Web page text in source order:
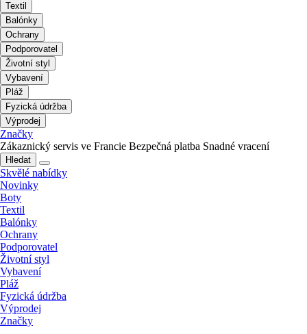
Textil
Balónky
Ochrany
Podporovatel
Životní styl
Vybavení
Pláž
Fyzická údržba
Výprodej
Značky
Zákaznický servis ve Francie Bezpečná platba Snadné vracení
Hledat
Skvělé nabídky
Novinky
Boty
Textil
Balónky
Ochrany
Podporovatel
Životní styl
Vybavení
Pláž
Fyzická údržba
Výprodej
Značky